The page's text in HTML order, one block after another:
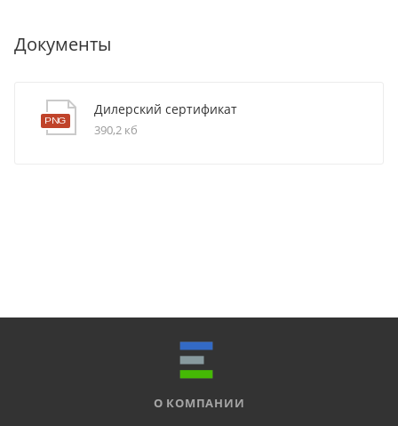
Документы
Дилерский сертификат
390,2 кб
О КОМПАНИИ